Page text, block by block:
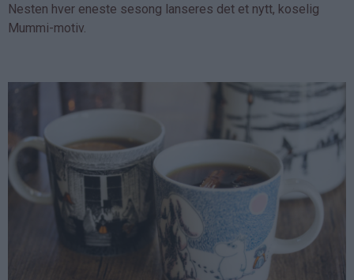
Nesten hver eneste sesong lanseres det et nytt, koselig
Mummi-motiv.